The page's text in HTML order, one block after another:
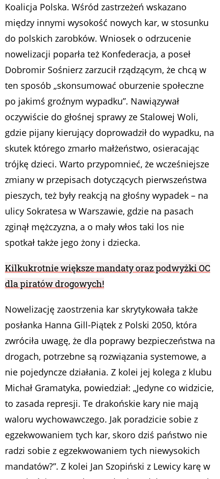
Koalicja Polska. Wśród zastrzeżeń wskazano
między innymi wysokość nowych kar, w stosunku
do polskich zarobków. Wniosek o odrzucenie
nowelizacji poparła też Konfederacja, a poseł
Dobromir Sośnierz zarzucił rządzącym, że chcą w
ten sposób „skonsumować oburzenie społeczne
po jakimś groźnym wypadku”. Nawiązywał
oczywiście do głośnej sprawy ze Stalowej Woli,
gdzie pijany kierujący doprowadził do wypadku, na
skutek którego zmarło małżeństwo, osieracając
trójkę dzieci. Warto przypomnieć, że wcześniejsze
zmiany w przepisach dotyczących pierwszeństwa
pieszych, też były reakcją na głośny wypadek – na
ulicy Sokratesa w Warszawie, gdzie na pasach
zginął mężczyzna, a o mały włos taki los nie
spotkał także jego żony i dziecka.
Kilkukrotnie większe mandaty oraz podwyżki OC
dla piratów drogowych!
Nowelizację zaostrzenia kar skrytykowała także
posłanka Hanna Gill-Piątek z Polski 2050, która
zwróciła uwagę, że dla poprawy bezpieczeństwa na
drogach, potrzebne są rozwiązania systemowe, a
nie pojedyncze działania. Z kolei jej kolega z klubu
Michał Gramatyka, powiedział: „Jedyne co widzicie,
to zasada represji. Te drakońskie kary nie mają
waloru wychowawczego. Jak poradzicie sobie z
egzekwowaniem tych kar, skoro dziś państwo nie
radzi sobie z egzekwowaniem tych niewysokich
mandatów?”. Z kolei Jan Szopiński z Lewicy karę w